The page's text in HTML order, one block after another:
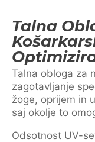
Talna
Talna obloga za
zagotavljanje
žoge, oprijem in
saj okolje to
Odsotnost UV-